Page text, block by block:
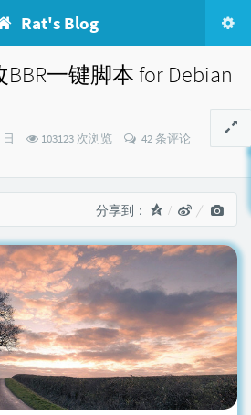
Rat's Blog
一键脚本 for Debian
日 103123 次浏览
42 条评论
分享到：